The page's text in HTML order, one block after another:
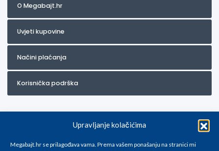
Upravljanje kolačićima
Megabajt.hr se prilagođava vama. Prema vašem ponašanju na stranici mi
O Megabajt.hr
Uvjeti kupovine
Načini plaćanja
Korisnička podrška